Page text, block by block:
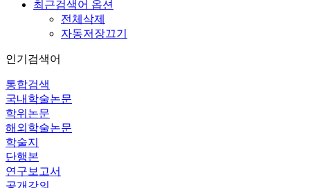
최근검색어 옵션
전체삭제
자동저장끄기
인기검색어
통합검색
국내학술논문
학위논문
해외학술논문
학술지
단행본
연구보고서
공개강의